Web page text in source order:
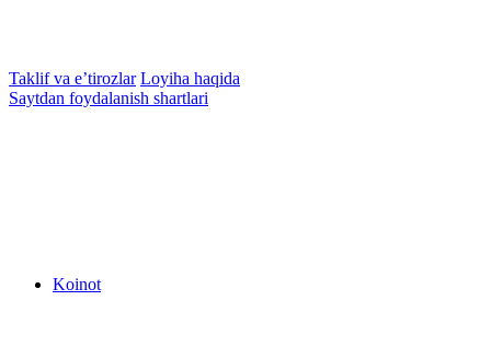
Taklif va e’tirozlar Loyiha haqida
Saytdan foydalanish shartlari
Koinot